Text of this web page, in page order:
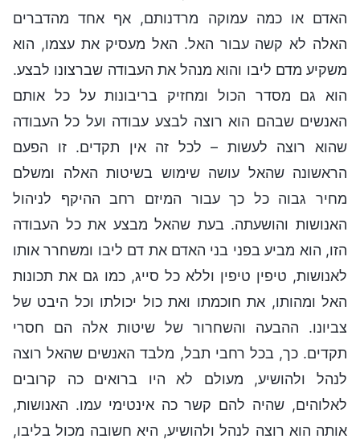
האדם או כמה עמוקה מרדנותם, אף אחד מהדברים
האלה לא קשה עבור האל. האל מעסיק את עצמו, הוא
משקיע מדם ליבו והוא מנהל את העבודה שברצונו לבצע.
הוא גם מסדר הכול ומחזיק בריבונות על כל אותם
האנשים שבהם הוא רוצה לבצע עבודה ועל כל העבודה
שהוא רוצה לעשות – לכל זה אין תקדים. זו הפעם
הראשונה שהאל עושה שימוש בשיטות האלה ומשלם
מחיר גבוה כל כך עבור המיזם רחב ההיקף לניהול
האנושות והושעתה. בעת שהאל מבצע את כל העבודה
הזו, הוא מביע בפני בני האדם את דם ליבו ומשחרר אותו
לאנושות, טיפין טיפין וללא כל סייג, כמו גם את תכונות
האל ומהותו, את חוכמתו ואת כול יכולתו וכל היבט של
צביונו. ההבעה והשחרור של שיטות אלה הם חסרי
תקדים. כך, בכל רחבי תבל, מלבד האנשים שהאל רוצה
לנהל ולהושיע, מעולם לא היו ברואים כה קרובים
לאלוהים, שהיה להם קשר כה אינטימי עמו. האנושות,
אותה הוא רוצה לנהל ולהושיע, היא חשובה מכול בליבו,